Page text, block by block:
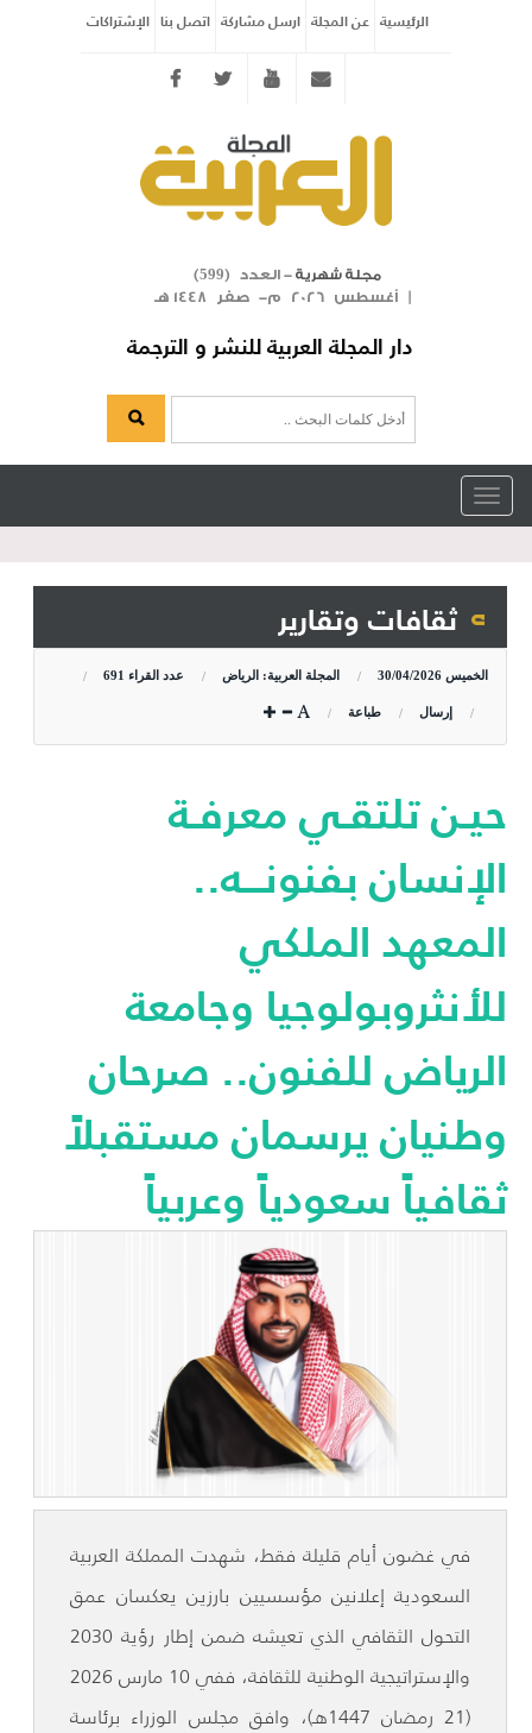
الرئيسية عن المجلة ارسل مشاركة اتصل بنا الإشتراكات
Twitter youtube
مجلة شهرية- العدد ( 599
)
| أغسطس 2026 م- صفر 1448 هـ
دار المجلة العربية للنشر و الترجمة
Toggle
navigation
ثقافات وتقارير
الخميس 30/04/2026 المجلة العربية: الرياض عدد القراء 691
إرسال طباعة
حيـن تلتقـي معرفـة
الإنسان بفنونـــه..
المعهد الملكي
للأنثروبولوجيا وجامعة
الرياض للفنون.. صرحان
وطنيان يرسمان مستقبلاً
ثقافياً سعودياً وعربياً
في غضون أيام قليلة فقط، شهدت المملكة العربية
السعودية إعلانين مؤسسيين بارزين يعكسان عمق
التحول الثقافي الذي تعيشه ضمن إطار رؤية 2030
والإستراتيجية الوطنية للثقافة، ففي 10 مارس 2026
(21 رمضان 1447هـ)، وافق مجلس الوزراء برئاسة